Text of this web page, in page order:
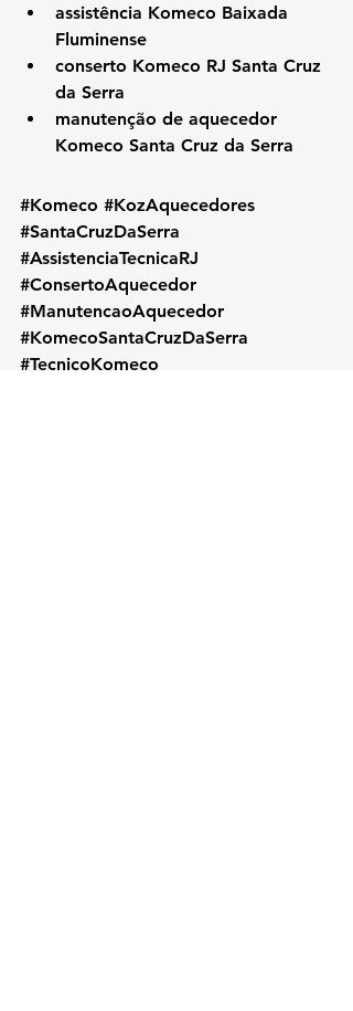
assistência Komeco Baixada
Fluminense
conserto Komeco RJ Santa Cruz
da Serra
manutenção de aquecedor
Komeco Santa Cruz da Serra
#Komeco #KozAquecedores
#SantaCruzDaSerra
#AssistenciaTecnicaRJ
#ConsertoAquecedor
#ManutencaoAquecedor
#KomecoSantaCruzDaSerra
#TecnicoKomeco